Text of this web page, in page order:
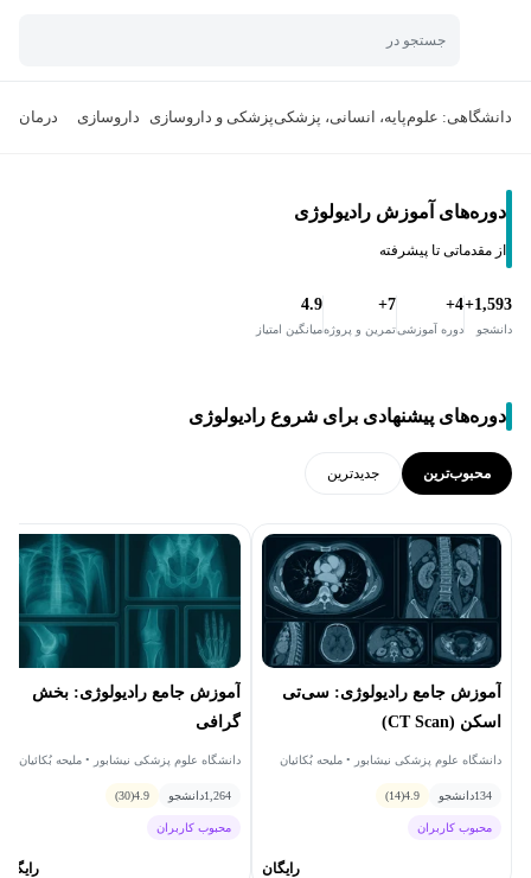
جستجو در
دانشگاهی: علوم‌پایه، انسانی، پزشکیپزشکی و داروسازی داروسازی درمان
دوره‌های آموزش رادیولوژی
از مقدماتی تا پیشرفته
1,593+
دانشجو
4+
دوره آموزشی
7+
تمرین و پروژه
4.9
میانگین امتیاز
دوره‌های پیشنهادی برای شروع رادیولوژی
محبوب‌ترین جدید‌ترین
آموزش جامع رادیولوژی: سی‌تی
اسکن (CT Scan)
دانشگاه علوم پزشکی نیشابور • ملیحه بُکائیان
134دانشجو 4.9
(14)
محبوب کاربران
رایگان
آموزش جامع رادیولوژی: بخش
گرافی
دانشگاه علوم پزشکی نیشابور • ملیحه بُکائیان
1,264دانشجو 4.9
(30)
محبوب کاربران
رایگان